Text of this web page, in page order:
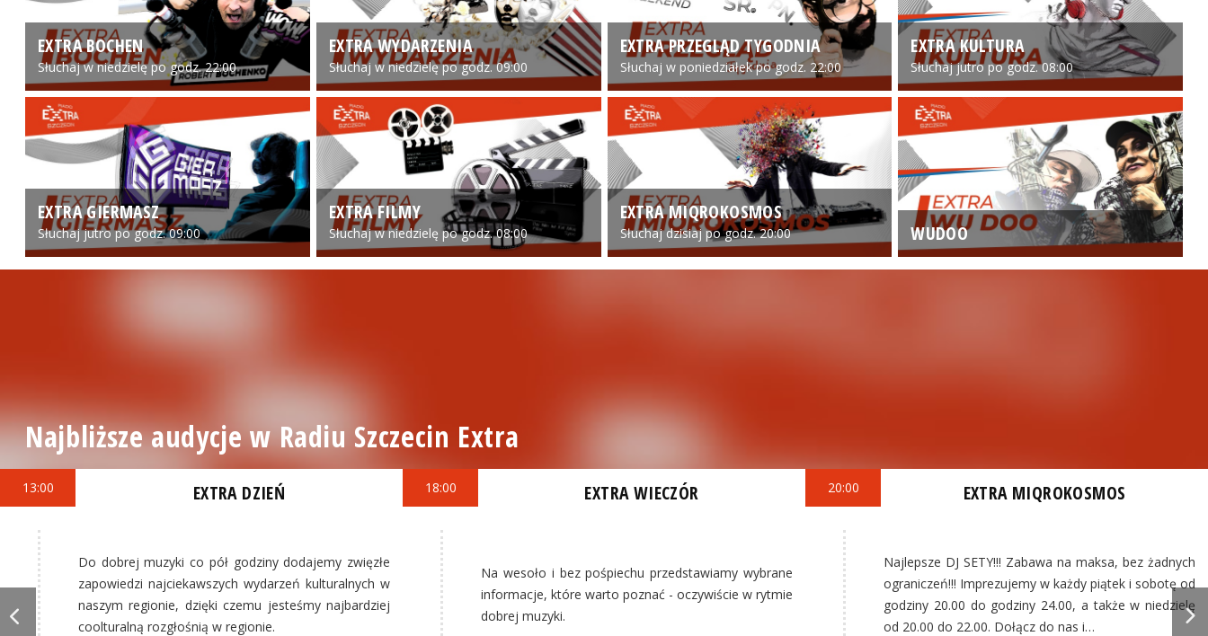
EXTRA BOCHEN
Słuchaj w niedzielę po godz. 22:00
EXTRA WYDARZENIA
Słuchaj w niedzielę po godz. 09:00
EXTRA PRZEGLĄD TYGODNIA
Słuchaj w poniedziałek po godz. 22:00
EXTRA KULTURA
Słuchaj jutro po godz. 08:00
EXTRA GIERMASZ
Słuchaj jutro po godz. 09:00
EXTRA FILMY
Słuchaj w niedzielę po godz. 08:00
EXTRA MIQROKOSMOS
Słuchaj dzisiaj po godz. 20:00 WUDOO
Najbliższe audycje w Radiu Szczecin Extra
13:00 EXTRA DZIEŃ
Do dobrej muzyki co pół godziny dodajemy zwięzłe
zapowiedzi najciekawszych wydarzeń kulturalnych w
naszym regionie, dzięki czemu jesteśmy najbardziej
coolturalną rozgłośnią w regionie.
18:00 EXTRA WIECZÓR
Na wesoło i bez pośpiechu przedstawiamy wybrane
informacje, które warto poznać - oczywiście w rytmie
dobrej muzyki.
20:00 EXTRA MIQROKOSMOS
Najlepsze DJ SETY!!! Zabawa na maksa, bez żadnych
ograniczeń!!! Imprezujemy w każdy piątek i sobotę od
godziny 20.00 do godziny 24.00, a także w niedzielę
od 20.00 do 22.00. Dołącz do nas i…